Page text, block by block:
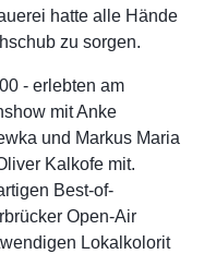
hatte alle Hände
zu sorgen.
- erlebten am
mit Anke
und Markus Maria
Kalkofe mit.
Best-of-
Open-Air
Lokalkolorit